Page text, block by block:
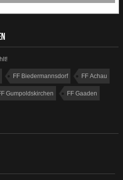
FF Biedermannsdorf FF Achau
Gumpoldskirchen FF Gaaden